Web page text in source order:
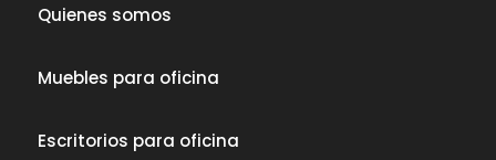
Quienes somos
Muebles para oficina
Escritorios para oficina